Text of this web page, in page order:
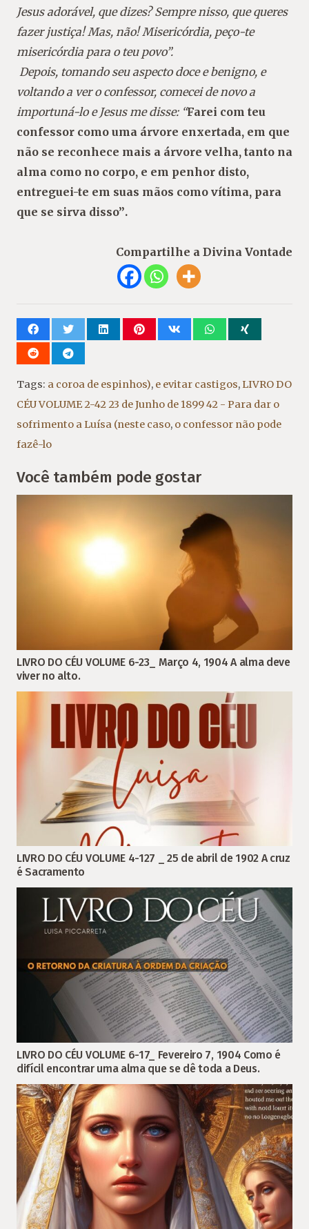
Jesus adorável, que dizes? Sempre nisso, que queres
fazer justiça! Mas, não! Misericórdia, peço-te
misericórdia para o teu povo”.
Depois, tomando seu aspecto doce e benigno, e
voltando a ver o confessor, comecei de novo a
importuná-lo e Jesus me disse: “Farei com teu
confessor como uma árvore enxertada, em que
não se reconhece mais a árvore velha, tanto na
alma como no corpo, e em penhor disto,
entreguei-te em suas mãos como vítima, para
que se sirva disso”.
Compartilhe a Divina Vontade
Tags: a coroa de espinhos), e evitar castigos,LIVRO DO
CÉU VOLUME 2-42 23 de Junho de 1899 42 - Para dar o
sofrimento a Luísa (neste caso, o confessor não pode
fazê-lo
Você também pode gostar
LIVRO DO CÉU VOLUME 6-23_ Março 4, 1904 A alma deve
viver no alto.
LIVRO DO CÉU VOLUME 4-127 _ 25 de abril de 1902 A cruz
é Sacramento
LIVRO DO CÉU VOLUME 6-17_ Fevereiro 7, 1904 Como é
difícil encontrar uma alma que se dê toda a Deus.